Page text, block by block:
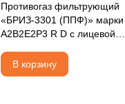
Противогаз фильтрующий
«БРИЗ-3301 (ППФ)» марки
A2B2E2P3 R D с лицевой
категория 2
В корзину